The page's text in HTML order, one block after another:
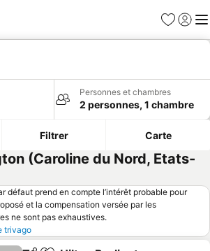
Favoris
Se
Personnes et chambres
2 personnes, 1 chambre
Filtrer Carte
(Caroline du Nord, Etats-
défaut prend en compte l’intérêt probable pour
et la compensation versée par les
ne sont pas exhaustives.
trivago